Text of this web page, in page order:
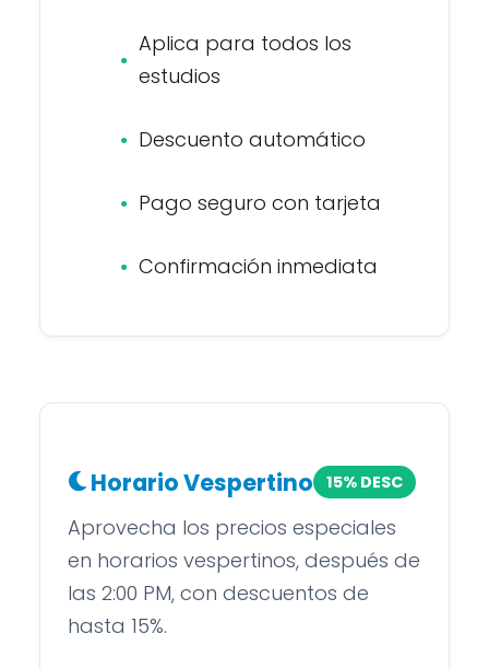
Aplica para todos los
estudios
Descuento automático
Pago seguro con tarjeta
Confirmación inmediata
Horario Vespertino 15% DESC
Aprovecha los precios especiales
en horarios vespertinos, después de
las 2:00 PM, con descuentos de
hasta 15%.